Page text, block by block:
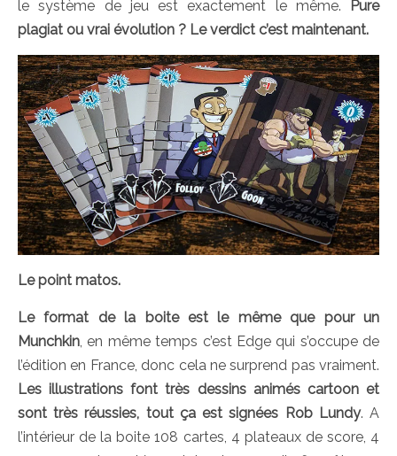
le système de jeu est exactement le même.
Pure
plagiat ou vrai évolution ? Le verdict c’est maintenant.
Le point matos.
Le format de la boite est le même que pour un
Munchkin, en même temps c’est Edge qui s’occupe de
l’édition en France, donc cela ne surprend pas vraiment.
Les illustrations font très dessins animés cartoon et
sont très réussies, tout ça est signées Rob Lundy. A
l’intérieur de la boite 108 cartes, 4 plateaux de score, 4